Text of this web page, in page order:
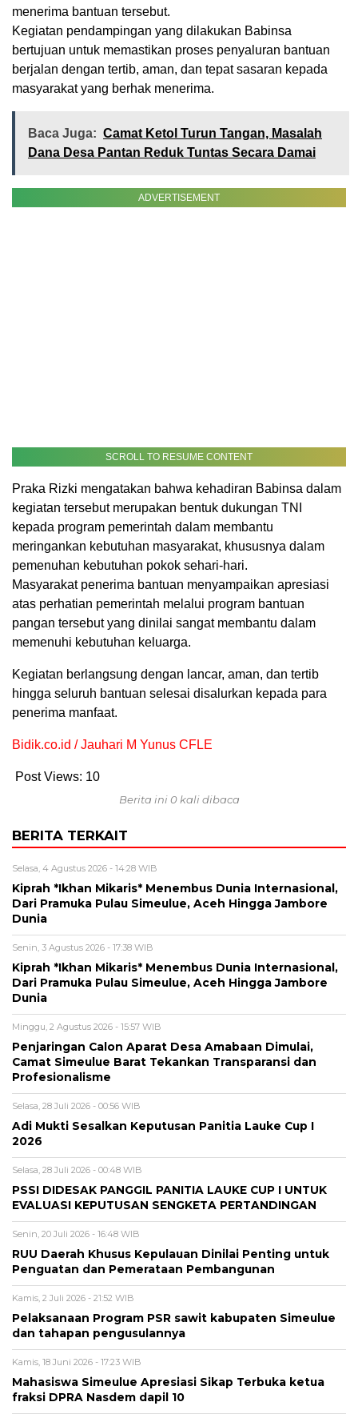
menerima bantuan tersebut.
Kegiatan pendampingan yang dilakukan Babinsa
bertujuan untuk memastikan proses penyaluran bantuan
berjalan dengan tertib, aman, dan tepat sasaran kepada
masyarakat yang berhak menerima.
Baca Juga: Camat Ketol Turun Tangan, Masalah
Dana Desa Pantan Reduk Tuntas Secara Damai
ADVERTISEMENT
SCROLL TO RESUME CONTENT
Praka Rizki mengatakan bahwa kehadiran Babinsa dalam
kegiatan tersebut merupakan bentuk dukungan TNI
kepada program pemerintah dalam membantu
meringankan kebutuhan masyarakat, khususnya dalam
pemenuhan kebutuhan pokok sehari-hari.
Masyarakat penerima bantuan menyampaikan apresiasi
atas perhatian pemerintah melalui program bantuan
pangan tersebut yang dinilai sangat membantu dalam
memenuhi kebutuhan keluarga.
Kegiatan berlangsung dengan lancar, aman, dan tertib
hingga seluruh bantuan selesai disalurkan kepada para
penerima manfaat.
Bidik.co.id / Jauhari M Yunus CFLE
Post Views: 10
Berita ini 0 kali dibaca
BERITA TERKAIT
Selasa, 4 Agustus 2026 - 14:28 WIB
Kiprah *Ikhan Mikaris* Menembus Dunia Internasional,
Dari Pramuka Pulau Simeulue, Aceh Hingga Jambore
Dunia
Senin, 3 Agustus 2026 - 17:38 WIB
Kiprah *Ikhan Mikaris* Menembus Dunia Internasional,
Dari Pramuka Pulau Simeulue, Aceh Hingga Jambore
Dunia
Minggu, 2 Agustus 2026 - 15:57 WIB
Penjaringan Calon Aparat Desa Amabaan Dimulai,
Camat Simeulue Barat Tekankan Transparansi dan
Profesionalisme
Selasa, 28 Juli 2026 - 00:56 WIB
Adi Mukti Sesalkan Keputusan Panitia Lauke Cup I
2026
Selasa, 28 Juli 2026 - 00:48 WIB
PSSI DIDESAK PANGGIL PANITIA LAUKE CUP I UNTUK
EVALUASI KEPUTUSAN SENGKETA PERTANDINGAN
Senin, 20 Juli 2026 - 16:48 WIB
RUU Daerah Khusus Kepulauan Dinilai Penting untuk
Penguatan dan Pemerataan Pembangunan
Kamis, 2 Juli 2026 - 21:52 WIB
Pelaksanaan Program PSR sawit kabupaten Simeulue
dan tahapan pengusulannya
Kamis, 18 Juni 2026 - 17:23 WIB
Mahasiswa Simeulue Apresiasi Sikap Terbuka ketua
fraksi DPRA Nasdem dapil 10